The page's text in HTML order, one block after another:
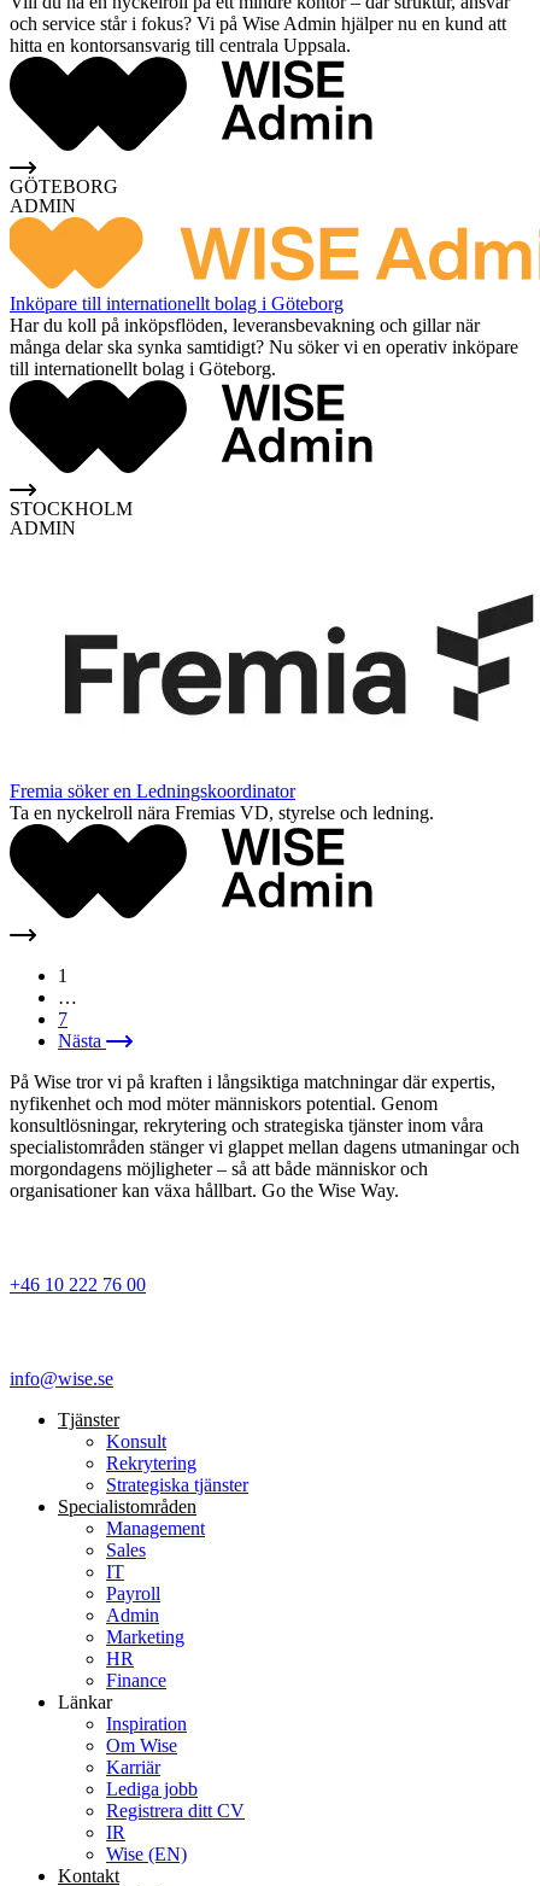
och service står i fokus? Vi på Wise Admin hjälper nu en kund att
hitta en kontorsansvarig till centrala Uppsala.
GÖTEBORG
ADMIN
Inköpare till internationellt bolag i Göteborg
Har du koll på inköpsflöden, leveransbevakning och gillar när
många delar ska synka samtidigt? Nu söker vi en operativ inköpare
till internationellt bolag i Göteborg.
STOCKHOLM
ADMIN
Fremia söker en Ledningskoordinator
Ta en nyckelroll nära Fremias VD, styrelse och ledning.
1
…
7
Nästa
På Wise tror vi på kraften i långsiktiga matchningar där expertis,
nyfikenhet och mod möter människors potential. Genom
konsultlösningar, rekrytering och strategiska tjänster inom våra
specialistområden stänger vi glappet mellan dagens utmaningar och
morgondagens möjligheter – så att både människor och
organisationer kan växa hållbart. Go the Wise Way.
+46 10 222 76 00
info@wise.se
Tjänster
Konsult
Rekrytering
Strategiska tjänster
Specialist­områden
Management
Sales
IT
Payroll
Admin
Marketing
HR
Finance
Länkar
Inspiration
Om Wise
Karriär
Lediga jobb
Registrera ditt CV
IR
Wise (EN)
Kontakt